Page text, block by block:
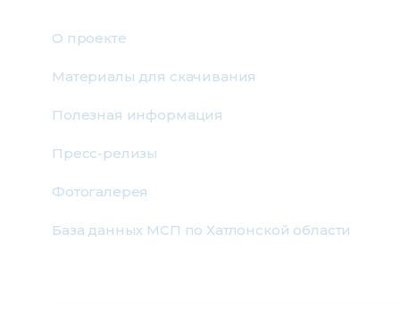
О проекте
Материалы для скачивания
Полезная информация
Пресс-релизы
Фотогалерея
База данных МСП по Хатлонской области